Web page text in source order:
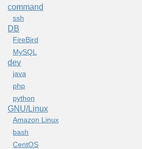
command
ssh
DB
FireBird
MySQL
dev
java
php
python
GNU/Linux
Amazon Linux
bash
CentOS